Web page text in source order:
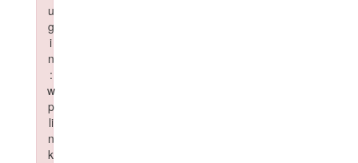
u
g
i
n
:
w
p
li
n
k